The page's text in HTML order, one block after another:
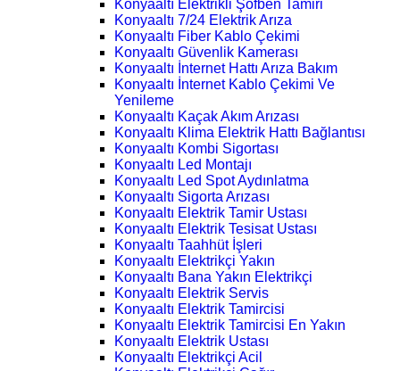
Konyaaltı Elektrikli Şofben Tamiri
Konyaaltı 7/24 Elektrik Arıza
Konyaaltı Fiber Kablo Çekimi
Konyaaltı Güvenlik Kamerası
Konyaaltı İnternet Hattı Arıza Bakım
Konyaaltı İnternet Kablo Çekimi Ve
Yenileme
Konyaaltı Kaçak Akım Arızası
Konyaaltı Klima Elektrik Hattı Bağlantısı
Konyaaltı Kombi Sigortası
Konyaaltı Led Montajı
Konyaaltı Led Spot Aydınlatma
Konyaaltı Sigorta Arızası
Konyaaltı Elektrik Tamir Ustası
Konyaaltı Elektrik Tesisat Ustası
Konyaaltı Taahhüt İşleri
Konyaaltı Elektrikçi Yakın
Konyaaltı Bana Yakın Elektrikçi
Konyaaltı Elektrik Servis
Konyaaltı Elektrik Tamircisi
Konyaaltı Elektrik Tamircisi En Yakın
Konyaaltı Elektrik Ustası
Konyaaltı Elektrikçi Acil